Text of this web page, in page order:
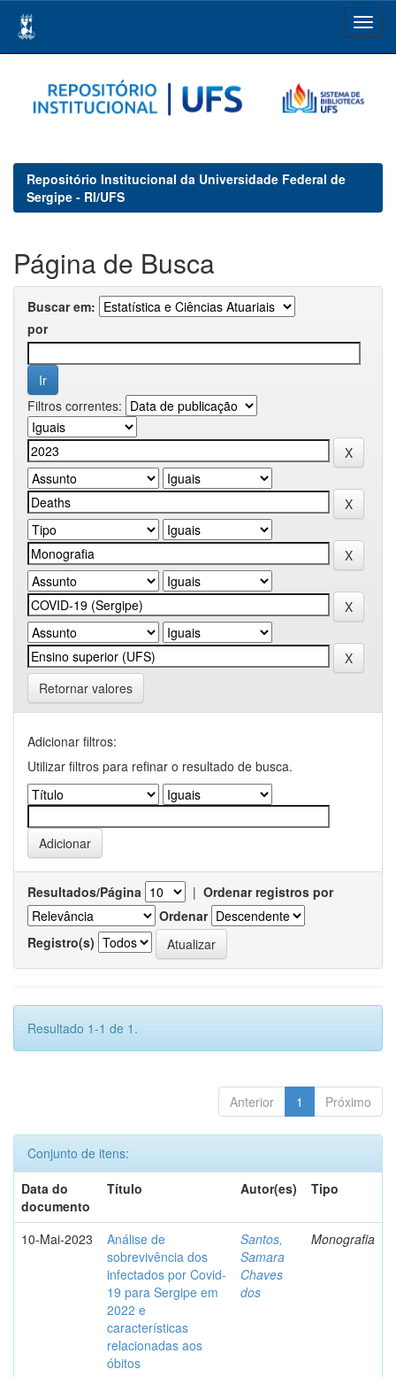
navigation
Repositório Institucional da Universidade Federal de
Sergipe - RI/UFS
Página de Busca
Buscar em:
por
Filtros correntes:
Retornar valores
Adicionar filtros:
Utilizar filtros para refinar o resultado de busca.
Resultados/Página | Ordenar registros por
Ordenar
Registro(s)
Resultado 1-1 de 1.
Anterior 1 Próximo
Conjunto de itens:
Data do
documento
Título Autor(es) Tipo
10-Mai-2023
Análise de
sobrevivência dos
infectados por Covid-
19 para Sergipe em
2022 e
características
relacionadas aos
óbitos
Santos,
Samara
Chaves
dos
Monografia